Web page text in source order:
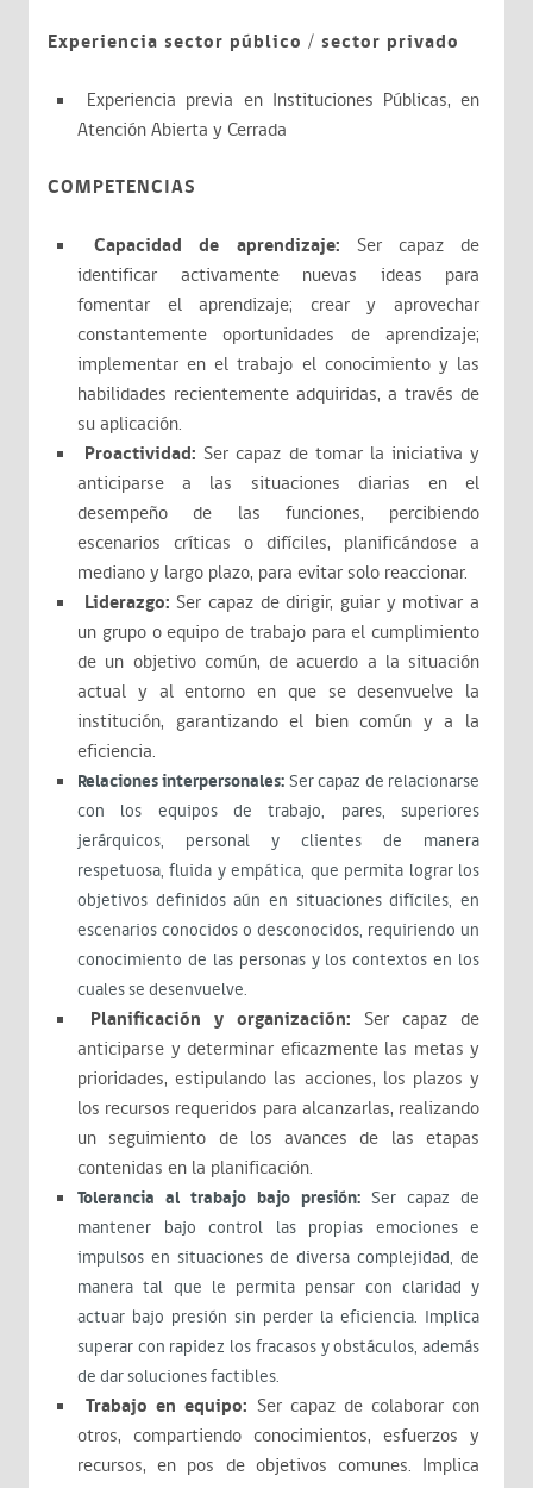
Experiencia sector público / sector privado
Experiencia previa en Instituciones Públicas, en
Atención Abierta y Cerrada
COMPETENCIAS
Capacidad de aprendizaje: Ser capaz de
identificar activamente nuevas ideas para
fomentar el aprendizaje; crear y aprovechar
constantemente oportunidades de aprendizaje;
implementar en el trabajo el conocimiento y las
habilidades recientemente adquiridas, a través de
su aplicación.
Proactividad: Ser capaz de tomar la iniciativa y
anticiparse a las situaciones diarias en el
desempeño de las funciones, percibiendo
escenarios críticas o difíciles, planificándose a
mediano y largo plazo, para evitar solo reaccionar.
Liderazgo: Ser capaz de dirigir, guiar y motivar a
un grupo o equipo de trabajo para el cumplimiento
de un objetivo común, de acuerdo a la situación
actual y al entorno en que se desenvuelve la
institución, garantizando el bien común y a la
eficiencia.
Relaciones interpersonales:Ser capaz de relacionarse
con los equipos de trabajo, pares, superiores
jerárquicos, personal y clientes de manera
respetuosa, fluida y empática, que permita lograr los
objetivos definidos aún en situaciones difíciles, en
escenarios conocidos o desconocidos, requiriendo un
conocimiento de las personas y los contextos en los
cuales se desenvuelve.
Planificación y organización: Ser capaz de
anticiparse y determinar eficazmente las metas y
prioridades, estipulando las acciones, los plazos y
los recursos requeridos para alcanzarlas, realizando
un seguimiento de los avances de las etapas
contenidas en la planificación.
Tolerancia al trabajo bajo presión: Ser capaz de
mantener bajo control las propias emociones e
impulsos en situaciones de diversa complejidad, de
manera tal que le permita pensar con claridad y
actuar bajo presión sin perder la eficiencia. Implica
superar con rapidez los fracasos y obstáculos, además
de dar soluciones factibles.
Trabajo en equipo: Ser capaz de colaborar con
otros, compartiendo conocimientos, esfuerzos y
recursos, en pos de objetivos comunes. Implica